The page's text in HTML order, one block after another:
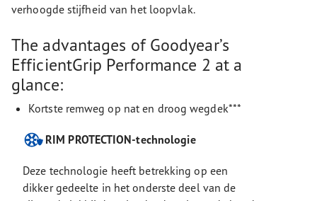
verhoogde stijfheid van het loopvlak.
The advantages of Goodyear’s
EfficientGrip Performance 2 at a
glance:
Kortste remweg op nat en droog wegdek***
RIM PROTECTION-technologie
Deze technologie heeft betrekking op een
dikker gedeelte in het onderste deel van de